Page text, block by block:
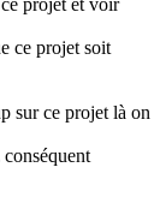
projet et voir
ce projet soit
sur ce projet là on